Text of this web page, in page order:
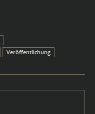
Veröffentlichung